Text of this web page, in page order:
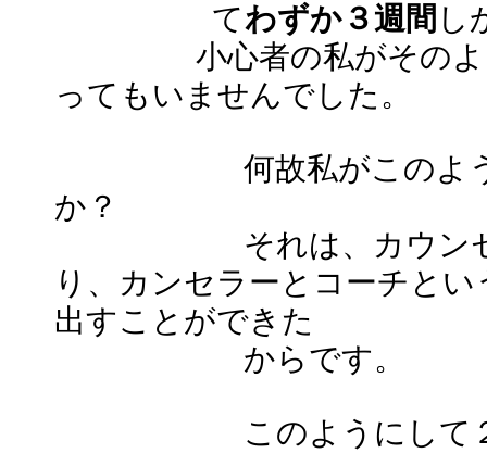
てわずか３週間 し
小心者の私がそのよう
ってもいませんでした。
何故私がこのような
か？
それは、カウンセリ
り、カンセラーとコーチと
出すことができた
からです。
このようにして２０